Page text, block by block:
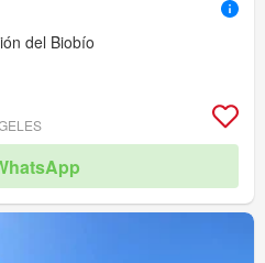
del Biobío